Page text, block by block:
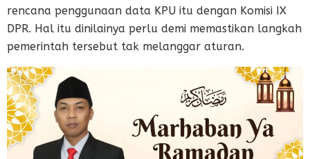
rencana penggunaan data KPU itu dengan Komisi IX
DPR. Hal itu dinilainya perlu demi memastikan langkah
pemerintah tersebut tak melanggar aturan.